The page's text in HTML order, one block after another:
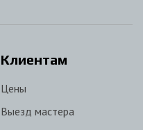
Клиентам
Цены
Выезд мастера